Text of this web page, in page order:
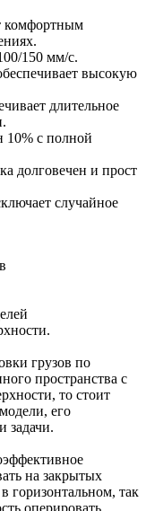
комфортным
150 мм/с.
высокую
длительное
10% с полной
долговечен и прост
случайное
грузов по
пространства с
то стоит
его
задачи.
на закрытых
горизонтальном, так
оперировать